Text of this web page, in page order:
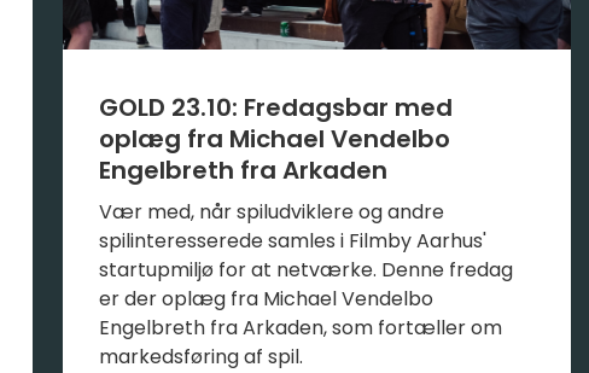
GOLD 23.10: Fredagsbar med
oplæg fra Michael Vendelbo
Engelbreth fra Arkaden
Vær med, når spiludviklere og andre
spilinteresserede samles i Filmby Aarhus'
startupmiljø for at netværke. Denne fredag
er der oplæg fra Michael Vendelbo
Engelbreth fra Arkaden, som fortæller om
markedsføring af spil.